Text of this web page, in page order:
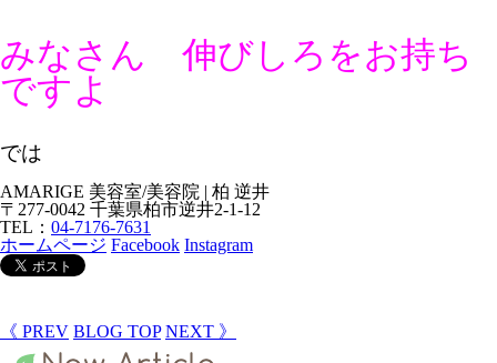
みなさん 伸びしろをお持ち
ですよ
では
AMARIGE 美容室/美容院 | 柏 逆井
〒277-0042 千葉県柏市逆井2-1-12
TEL： 04-7176-7631
ホームページ Facebook Instagram
《 PREV BLOG TOP NEXT 》